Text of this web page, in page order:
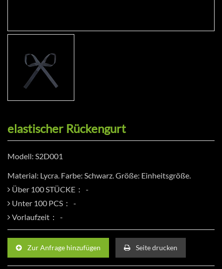
elastischer Rückengurt
Modell: S2D001
Material: Lycra. Farbe: Schwarz. Größe: Einheitsgröße.
Über 100 STÜCKE：
Unter 100 PCS：
Vorlaufzeit：
Zur Anfrage hinzufügen Seite drucken